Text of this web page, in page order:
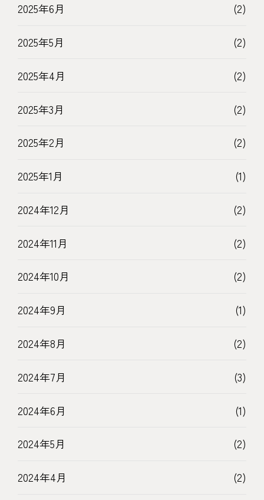
2025年6月 (2)
2025年5月 (2)
2025年4月 (2)
2025年3月 (2)
2025年2月 (2)
2025年1月 (1)
2024年12月 (2)
2024年11月 (2)
2024年10月 (2)
2024年9月 (1)
2024年8月 (2)
2024年7月 (3)
2024年6月 (1)
2024年5月 (2)
2024年4月 (2)